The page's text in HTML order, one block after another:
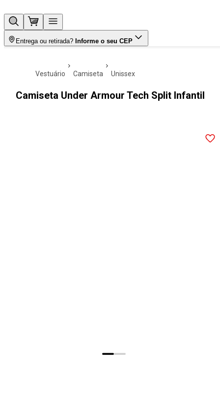
Entrega ou retirada? Informe o seu CEP
vestuário camiseta unissex
Camiseta Under Armour Tech Split Infantil